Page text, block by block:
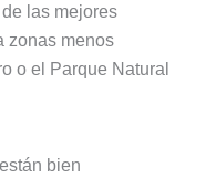
las mejores
zonas menos
o el Parque Natural
bien